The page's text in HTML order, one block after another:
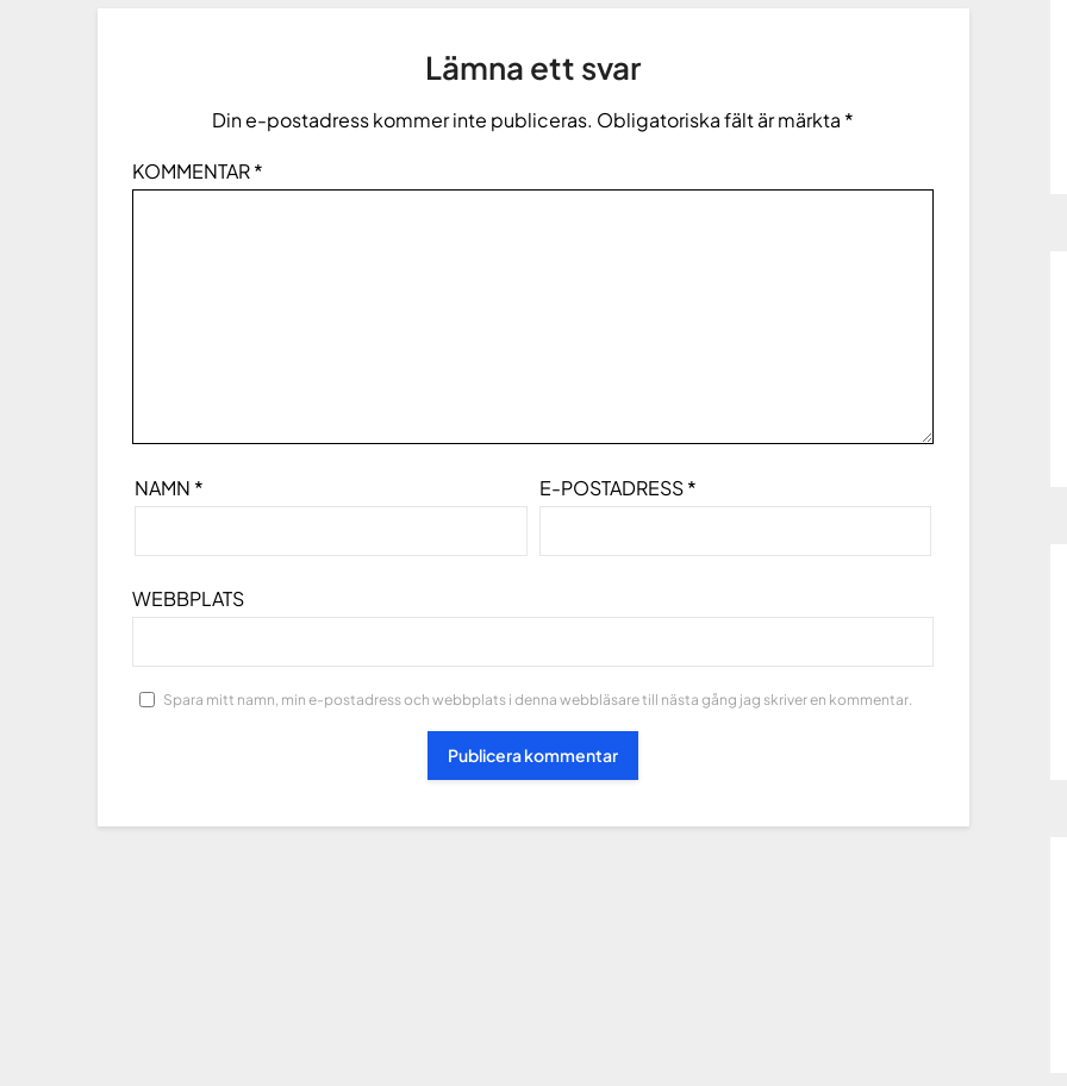
Lämna ett svar
Din e-postadress kommer inte publiceras. Obligatoriska fält är märkta *
KOMMENTAR*
NAMN * E-POSTADRESS*
WEBBPLATS
Spara mitt namn, min e-postadress och webbplats i denna webbläsare till nästa gång jag skriver en kommentar.